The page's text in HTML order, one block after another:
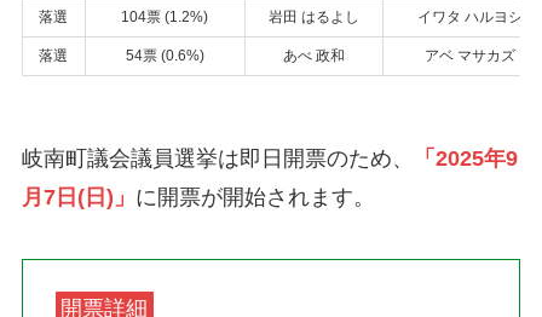
落選 104票 (1.2%) 岩田 はるよし イワタ ハルヨシ
落選 54票 (0.6%) あべ 政和 アベ マサカズ
岐南町議会議員選挙は即日開票のため、
「2025年9
月7日(日)」 に開票が開始されます。
開票詳細